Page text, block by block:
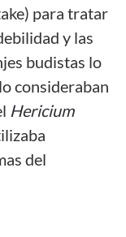
para tratar
y las
budistas lo
consideraban
Hericium
del